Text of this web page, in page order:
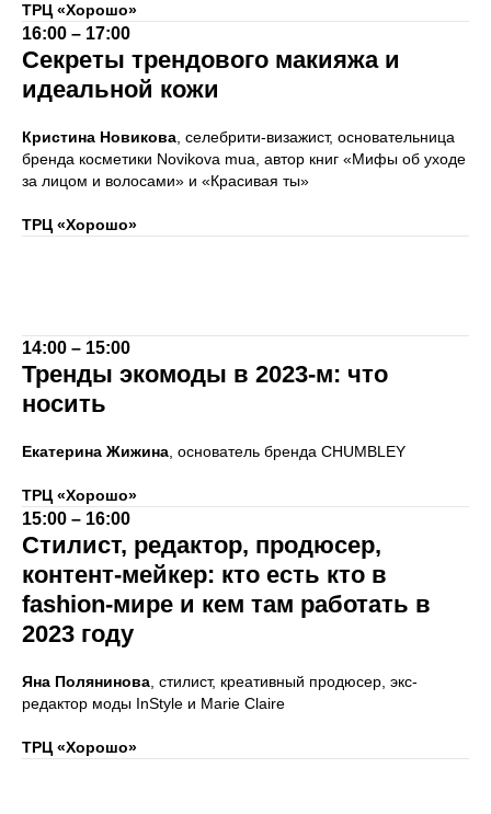
ТРЦ «Хорошо»
16:00 – 17:00
Секреты трендового макияжа и
идеальной кожи
Кристина Новикова , селебрити-визажист, основательница
бренда косметики Novikova mua, автор книг «Мифы об уходе
за лицом и волосами» и «Красивая ты»
ТРЦ «Хорошо»
14:00 – 15:00
Тренды экомоды в 2023-м: что
носить
Екатерина Жижина , основатель бренда CHUMBLEY
ТРЦ «Хорошо»
15:00 – 16:00
Стилист, редактор, продюсер,
контент-мейкер: кто есть кто в
fashion-мире и кем там работать в
2023 году
Яна Полянинова , стилист, креативный продюсер, экс-
редактор моды InStyle и Marie Claire
ТРЦ «Хорошо»